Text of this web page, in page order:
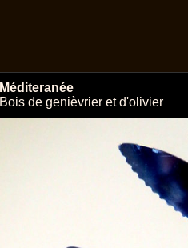
Méditeranée
Bois de genièvrier et d'olivier